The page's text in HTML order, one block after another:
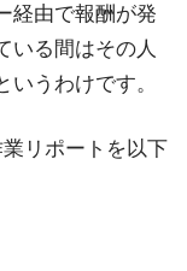
経由で報酬が発
いる間はその人
うわけです。
リポートを以下